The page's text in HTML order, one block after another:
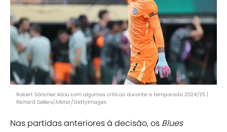
Robert Sánchez lidou com algumas críticas durante a temporada 2024/25 |
Richard Sellers/Allstar/GettyImages
Nas partidas anteriores à decisão, os Blues